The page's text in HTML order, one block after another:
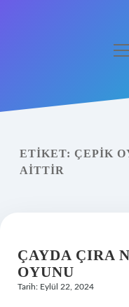
Yasal Uyarı
ETIKET: ÇEPIK
AITTIR
ÇAYDA ÇIRA
OYUNU
Tarih: Eylül 22, 2024